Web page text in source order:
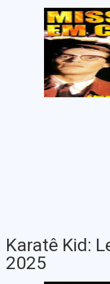
Karatê Kid:
2025